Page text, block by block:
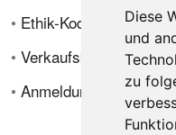
Diese
und
zu
• Ethik-Kodex
• Verkaufsbedingungen
• Anmeldung